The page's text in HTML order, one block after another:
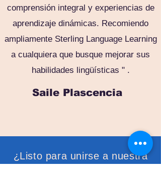
comprensión integral y experiencias de
aprendizaje dinámicas. Recomiendo
ampliamente Sterling Language Learning
a cualquiera que busque mejorar sus
habilidades lingüísticas ".
Saile Plascencia
¿Listo para unirse a nuestra